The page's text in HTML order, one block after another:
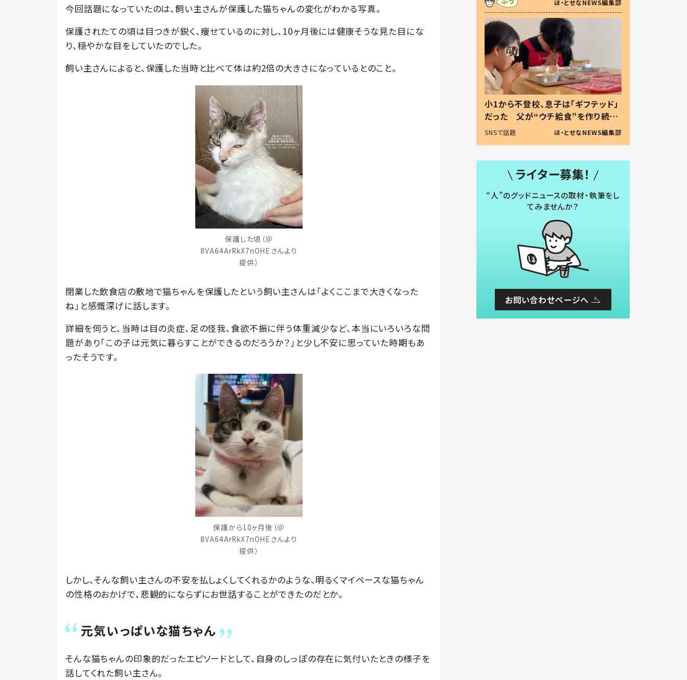
今回話題になっていたのは、飼い主さんが保護した猫ちゃんの変化がわかる写真。
保護されたての頃は目つきが鋭く、痩せているのに対し、10ヶ月後には健康そうな見た目にな
り、穏やかな目をしていたのでした。
飼い主さんによると、保護した当時と比べて体は約2倍の大きさになっているとのこと。
保護した頃（＠
8VA64ArRkX7nOHEさんより
提供）
閉業した飲食店の敷地で猫ちゃんを保護したという飼い主さんは「よくここまで大きくなった
ね」と感慨深げに話します。
詳細を伺うと、当時は目の炎症、足の怪我、食欲不振に伴う体重減少など、本当にいろいろな問
題があり「この子は元気に暮らすことができるのだろうか？」と少し不安に思っていた時期もあ
ったそうです。
保護から10ヶ月後（＠
8VA64ArRkX7nOHEさんより
提供）
しかし、そんな飼い主さんの不安を払しょくしてくれるかのような、明るくマイペースな猫ちゃん
の性格のおかげで、悲観的にならずにお世話することができたのだとか。
元気いっぱいな猫ちゃん
そんな猫ちゃんの印象的だったエピソードとして、自身のしっぽの存在に気付いたときの様子を
話してくれた飼い主さん。
す！」「現行犯〜」
ほ・とせなNEWS編集部
小1から不登校、息子は「ギフテッド」
だった 父が“ウチ給食”を作り続け
る理由とは #令和の親 #令和の子
SNSで話題 ほ・とせなNEWS編集部
ライター募集！
“人”のグッドニュースの取材・執筆をし
てみませんか？
お問い合わせページへ